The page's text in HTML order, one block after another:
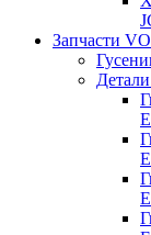
Запчасти